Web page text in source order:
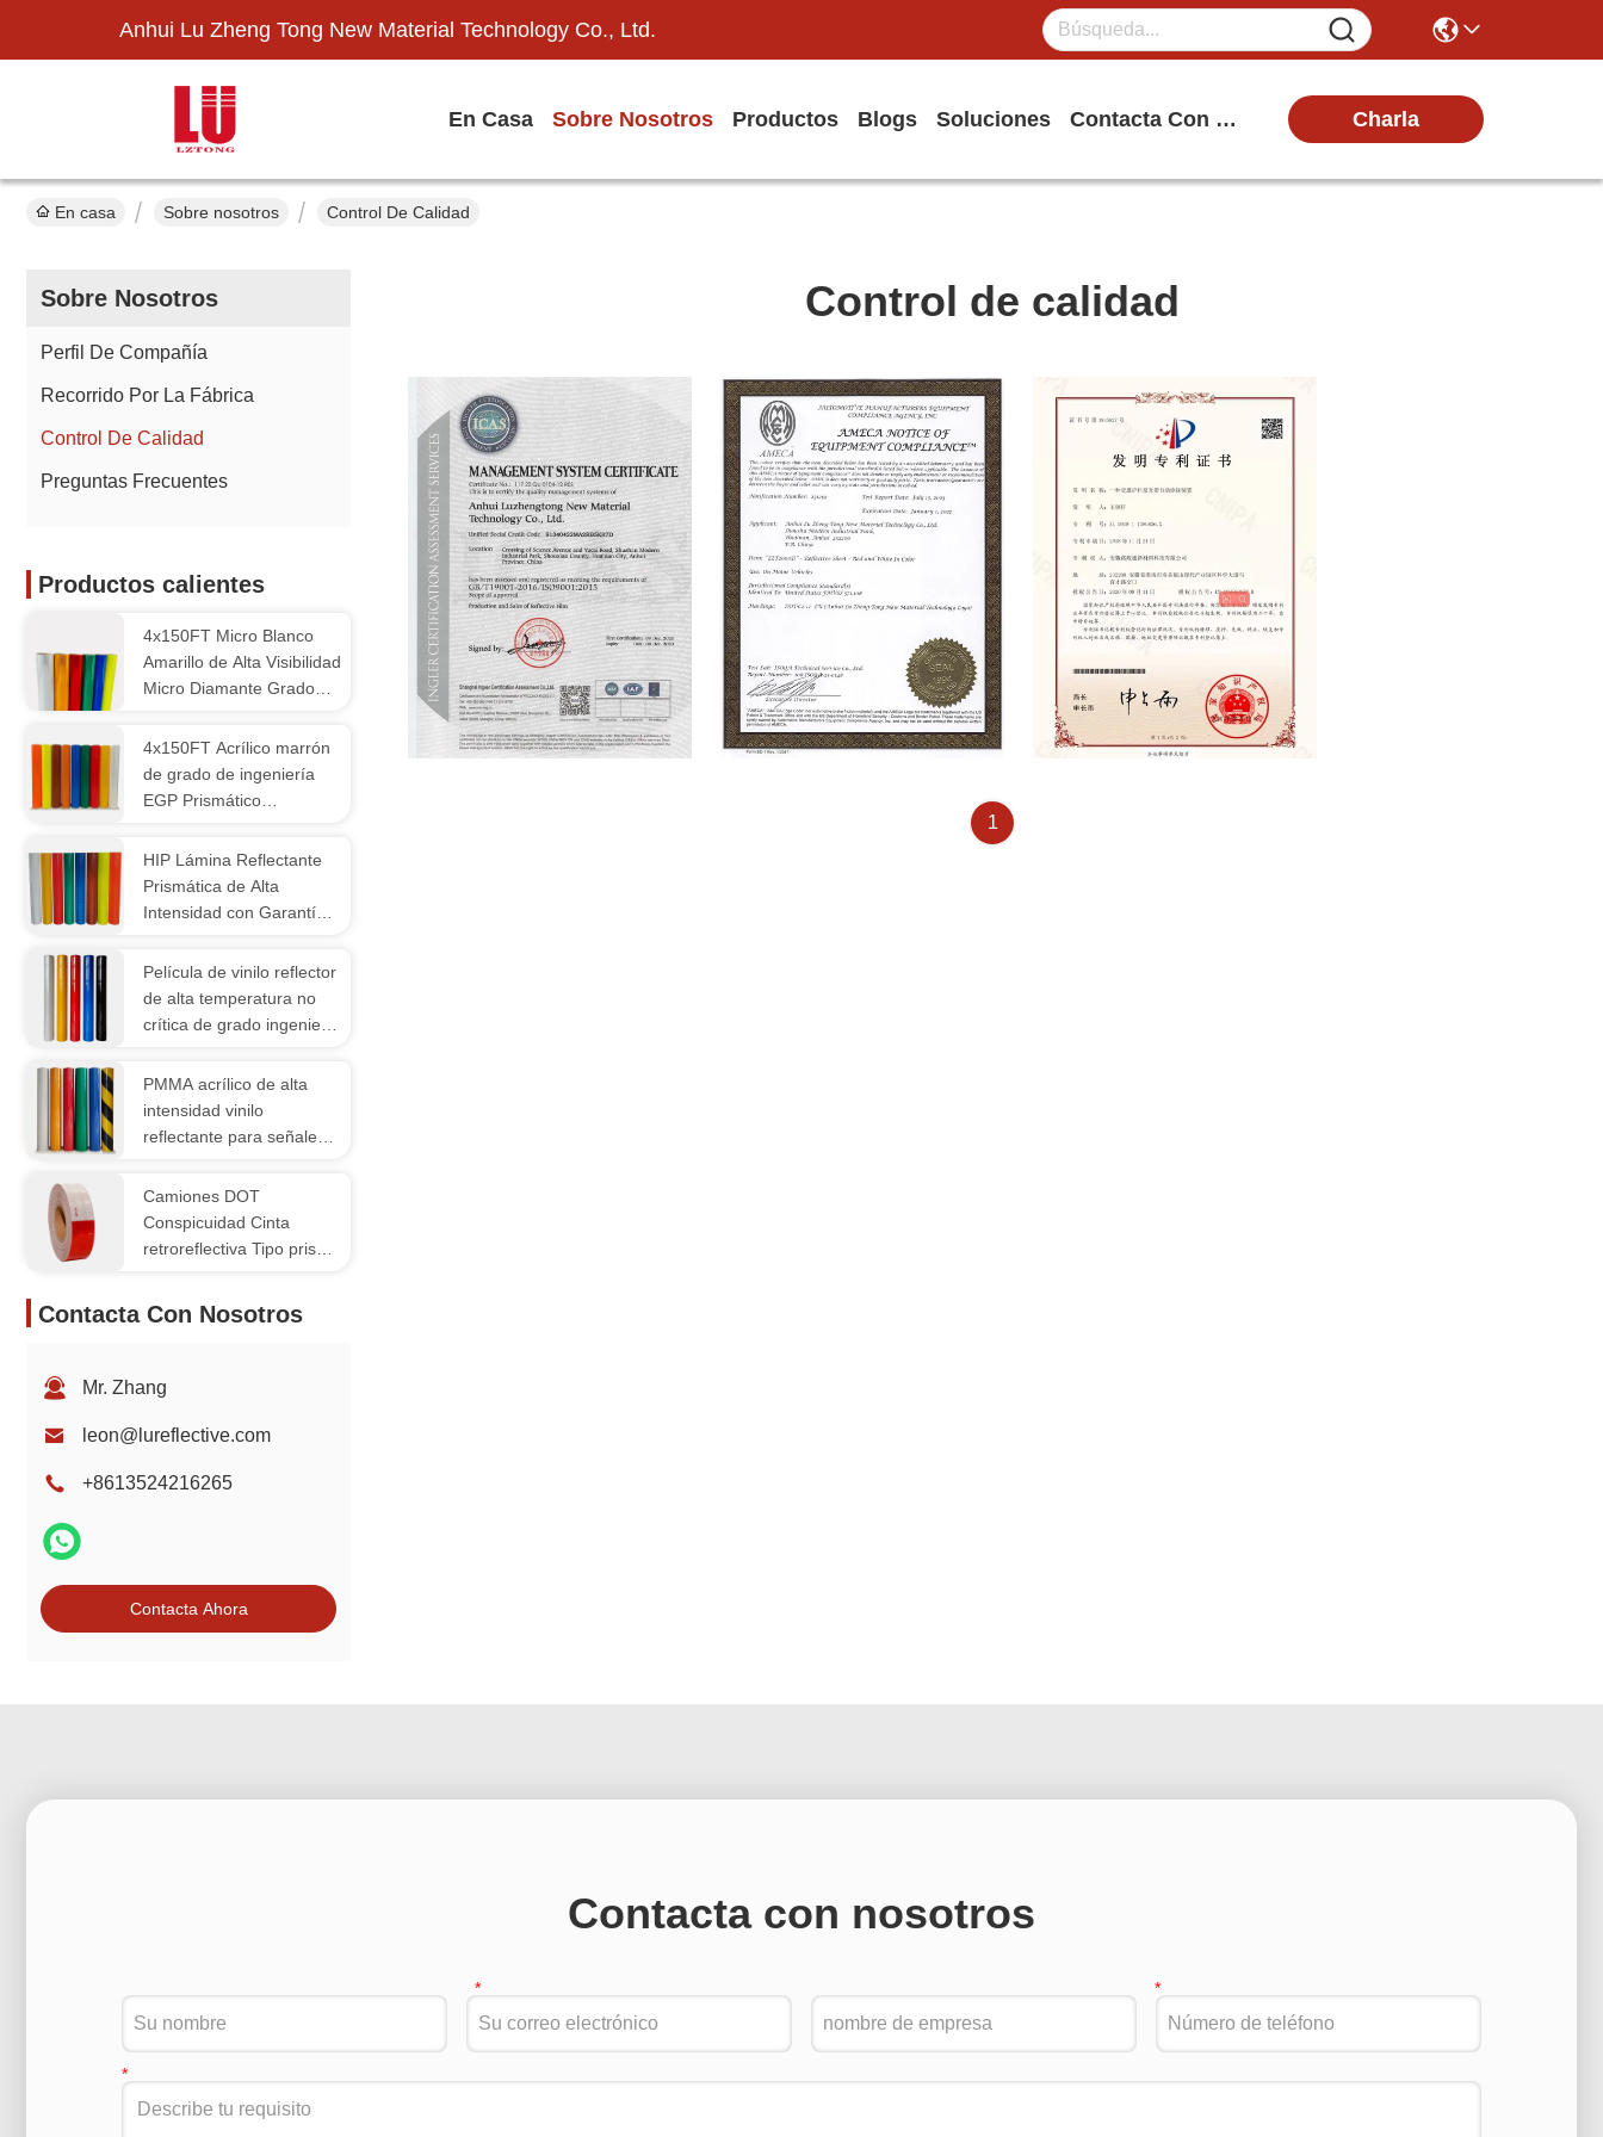
Anhui Lu Zheng Tong New Material Technology Co., Ltd.
En Casa Sobre Nosotros Productos Blogs Soluciones Contacta Con Nosotros Charla
En casa Sobre nosotros Control De Calidad
Sobre Nosotros
Perfil De Compañía
Recorrido Por La Fábrica
Control De Calidad
Preguntas Frecuentes
Productos calientes
4x150FT Micro Blanco
Amarillo de Alta Visibilidad
Micro Diamante Grado
Película Vinilo para
señales de tráfico ODM
4x150FT Acrílico marrón
de grado de ingeniería
EGP Prismático
vinilo para señales de
tráfico
HIP Lámina Reflectante
Prismática de Alta
Intensidad con Garantía
de Carretera
Película de vinilo reflector
de alta temperatura no
crítica de grado ingeniero
PMMA acrílico de alta
intensidad vinilo
reflectante para señales
Camiones DOT
Conspicuidad Cinta
retroreflectiva Tipo prisma
Contacta Con Nosotros
Mr. Zhang
leon@lureflective.com
+8613524216265
Contacta Ahora
Control de calidad
1
Contacta con nosotros